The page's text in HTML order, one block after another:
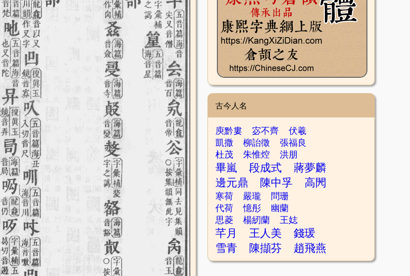
古今人名
庾黔婁 宓不齊
伏羲
凱撒
柳詒徵
張福良
杜茂
朱惟焢 洪朋
畢嵐 段成式
蔣夢麟
邊元鼎
陳中孚 高閌
寒荷 嚴瓏
問珊
代荷
憶彤
幽蘭
思菱
楊紉蘭 王娡
芊月 王人美
錢瑗
雪青
陳擷芬 趙飛燕